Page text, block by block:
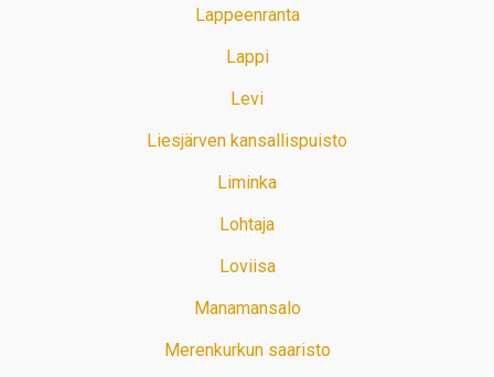
Lappeenranta
Lappi
Levi
Liesjärven kansallispuisto
Liminka
Lohtaja
Loviisa
Manamansalo
Merenkurkun saaristo